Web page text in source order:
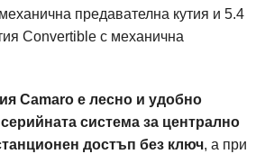
предавателна кутия и 5.4
Сonvertible с механична
Camaro е лесно и удобно
система за централно
достъп без ключ, а при